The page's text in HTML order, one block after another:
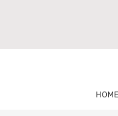
HOME